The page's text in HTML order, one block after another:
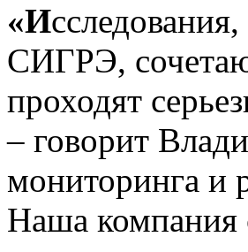
«И
СИГРЭ,
проходят
– говорит
мониторинга и
Наша компания